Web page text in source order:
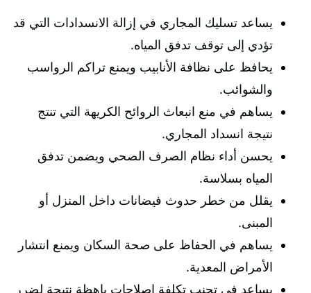
يساعد تسليك المجاري في إزالة الانسدادات التي قد
تؤدي إلى توقف تدفق المياه.
يحافظ على نظافة الأنابيب ويمنع تراكم الرواسب
والشوائب.
يساهم في منع انبعاث الروائح الكريهة التي تنتج
نتيجة انسداد المجاري.
يحسن أداء نظام الصرف الصحي ويضمن تدفق
المياه بسلاسة.
يقلل من خطر حدوث فيضانات داخل المنزل أو
المبنى.
يساهم في الحفاظ على صحة السكان ويمنع انتشار
الأمراض المعدية.
يساعد في تجنب تكلفة إصلاحات باهظة نتيجة لضرر